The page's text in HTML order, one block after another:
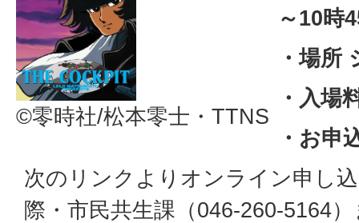
©零時社/松本零士・TTNS
～10時
・場所
・入場
・お申
次のリンクよりオンライン申し
際・市民共生課（046-260-5164